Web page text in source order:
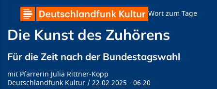
Wort zum Tage
Die Kunst des Zuhörens
Für die Zeit nach der Bundestagswahl
Pfarrerin Julia Rittner-Kopp
Deutschlandfunk Kultur
22.02.2025 06:20